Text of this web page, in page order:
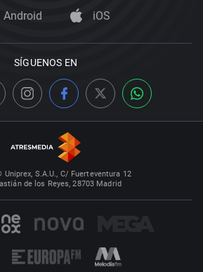
Android iOS
SÍGUENOS EN
Uniprex, S.A.U., C/ Fuerteventura 12
de los Reyes, 28703 Madrid